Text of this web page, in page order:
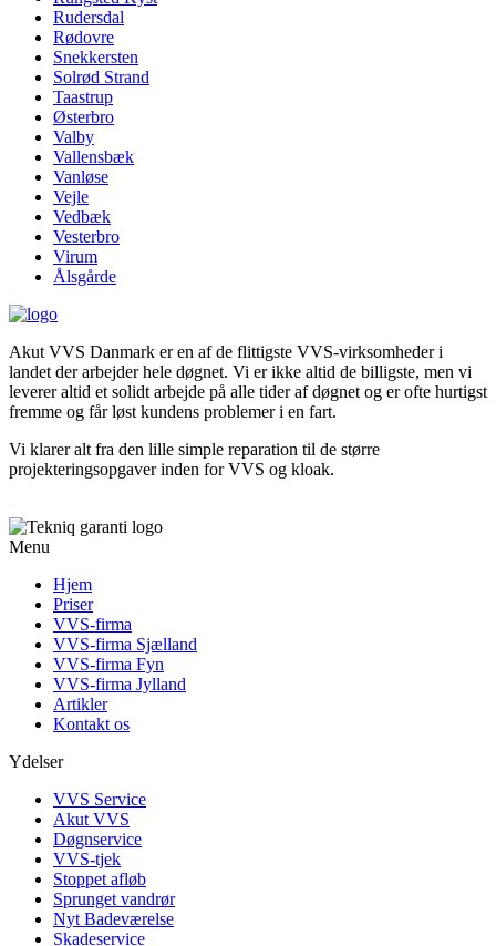
Rudersdal
Rødovre
Snekkersten
Solrød Strand
Taastrup
Østerbro
Valby
Vallensbæk
Vanløse
Vejle
Vedbæk
Vesterbro
Virum
Ålsgårde
Akut VVS Danmark er en af de flittigste VVS-virksomheder i
landet der arbejder hele døgnet. Vi er ikke altid de billigste, men vi
leverer altid et solidt arbejde på alle tider af døgnet og er ofte hurtigst
fremme og får løst kundens problemer i en fart.
Vi klarer alt fra den lille simple reparation til de større
projekteringsopgaver inden for VVS og kloak.
Menu
Hjem
Priser
VVS-firma
VVS-firma Sjælland
VVS-firma Fyn
VVS-firma Jylland
Artikler
Kontakt os
Ydelser
VVS Service
Akut VVS
Døgnservice
VVS-tjek
Stoppet afløb
Sprunget vandrør
Nyt Badeværelse
Skadeservice